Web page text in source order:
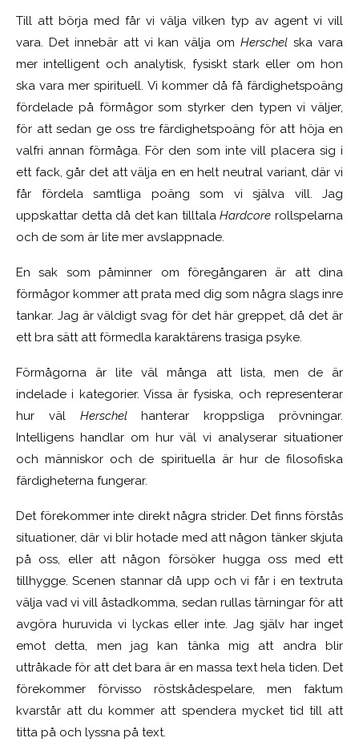
Till att börja med får vi välja vilken typ av agent vi vill
vara. Det innebär att vi kan välja omHerschel ska vara
mer intelligent och analytisk, fysiskt stark eller om hon
ska vara mer spirituell. Vi kommer då få färdighetspoäng
fördelade på förmågor som styrker den typen vi väljer,
för att sedan ge oss tre färdighetspoäng för att höja en
valfri annan förmåga. För den som inte vill placera sig i
ett fack, går det att välja en en helt neutral variant, där vi
får fördela samtliga poäng som vi själva vill. Jag
uppskattar detta då det kan tilltalaHardcorerollspelarna
och de som är lite mer avslappnade.
En sak som påminner om föregångaren är att dina
förmågor kommer att prata med dig som några slags inre
tankar. Jag är väldigt svag för det här greppet, då det är
ett bra sätt att förmedla karaktärens trasiga psyke.
Förmågorna är lite väl många att lista, men de är
indelade i kategorier. Vissa är fysiska, och representerar
hur väl Herschel hanterar kroppsliga prövningar.
Intelligens handlar om hur väl vi analyserar situationer
och människor och de spirituella är hur de filosofiska
färdigheterna fungerar.
Det förekommer inte direkt några strider. Det finns förstås
situationer, där vi blir hotade med att någon tänker skjuta
på oss, eller att någon försöker hugga oss med ett
tillhygge. Scenen stannar då upp och vi får i en textruta
välja vad vi vill åstadkomma, sedan rullas tärningar för att
avgöra huruvida vi lyckas eller inte. Jag själv har inget
emot detta, men jag kan tänka mig att andra blir
uttråkade för att det bara är en massa text hela tiden. Det
förekommer förvisso röstskådespelare, men faktum
kvarstår att du kommer att spendera mycket tid till att
titta på och lyssna på text.